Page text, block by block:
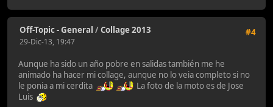
#4
Off-Topic - General /Collage 2013
29-Dic-13, 19:47
Aunque ha sido un año pobre en salidas también me he
animado ha hacer mi collage, aunque no lo veia completo si no
le ponia a mi cerdita
La foto de la moto es de Jose
Luis